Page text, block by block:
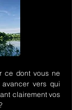
ce dont vous ne
vers qui
clairement vos